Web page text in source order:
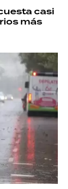
casi
más